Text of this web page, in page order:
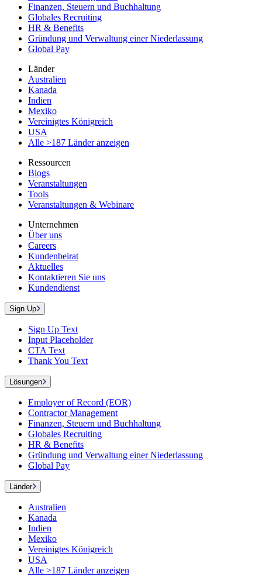
Finanzen, Steuern und Buchhaltung
Globales Recruiting
HR & Benefits
Gründung und Verwaltung einer Niederlassung
Global Pay
Länder
Australien
Kanada
Indien
Mexiko
Vereinigtes Königreich
USA
Alle >187 Länder anzeigen
Ressourcen
Blogs
Veranstaltungen
Tools
Veranstaltungen & Webinare
Unternehmen
Über uns
Careers
Kundenbeirat
Aktuelles
Kontaktieren Sie uns
Kundendienst
Sign Up
Sign Up Text
Input Placeholder
CTA Text
Thank You Text
Lösungen
Employer of Record (EOR)
Contractor Management
Finanzen, Steuern und Buchhaltung
Globales Recruiting
HR & Benefits
Gründung und Verwaltung einer Niederlassung
Global Pay
Länder
Australien
Kanada
Indien
Mexiko
Vereinigtes Königreich
USA
Alle >187 Länder anzeigen